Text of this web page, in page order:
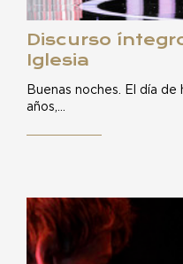
Discurso
Iglesia
Buenas noches. El día
años,…